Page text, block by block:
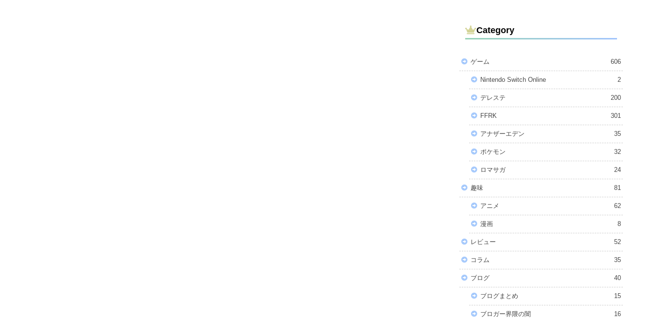
Category
ゲーム 606
Nintendo Switch Online 2
デレステ 200
FFRK 301
アナザーエデン 35
ポケモン 32
ロマサガ 24
趣味 81
アニメ 62
漫画 8
レビュー 52
コラム 35
ブログ 40
ブログまとめ 15
ブロガー界隈の闇 16